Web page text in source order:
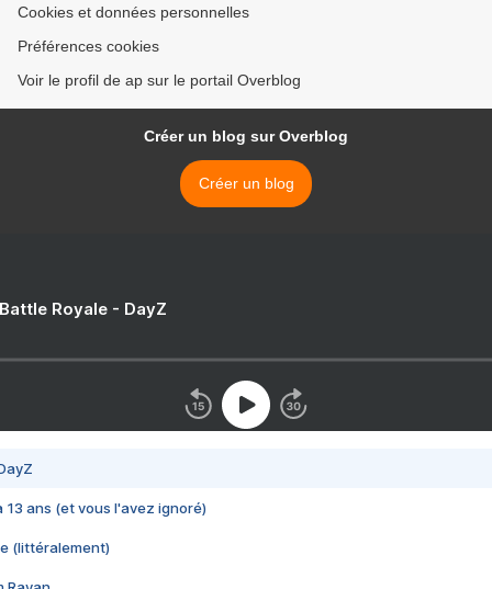
Cookies et données personnelles
Préférences cookies
Voir le profil de ap sur le portail Overblog
Créer un blog sur Overblog
Créer un blog
Royale - DayZ
13 ans (et vous l'avez ignoré)
(littéralement)